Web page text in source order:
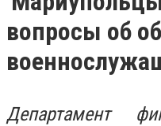
вопросы об
Департамент